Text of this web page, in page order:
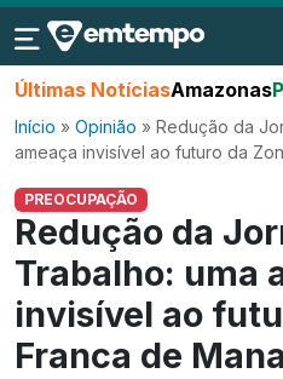
Últimas NotíciasAmazonas
Início » Opinião » Redução da
ameaça invisível ao futuro da
PREOCUPAÇÃO
Redução da
Trabalho: uma
invisível ao
Franca de